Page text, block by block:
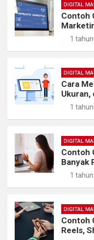
DIGITAL
Contoh
1
DIGITAL
Cara
Ukuran,
1
DIGITAL
Contoh
Banyak
1
DIGITAL
Contoh
Reels,